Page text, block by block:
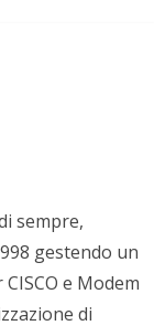
sempre,
gestendo un
e Modem
di